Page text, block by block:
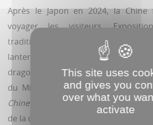
Après le Japon en 2024, la Chine
voyager les visiteurs.
traditionnels, ateliers de
lanternes, démonstration de
dragon : Mégacité invite à une
du Milieu, clin d’œil aux
Chine
de Jules Verne dans le cadre
de la disparition de l’auteur.
This site uses
and gives you
over what you
activate